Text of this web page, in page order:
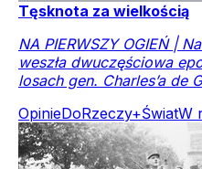
Tęsknota za wielkością
NA PIERWSZY OGIEŃ |
weszła dwuczęściowa
losach gen. Charles’a de
OpinieDoRzeczy+ŚwiatW